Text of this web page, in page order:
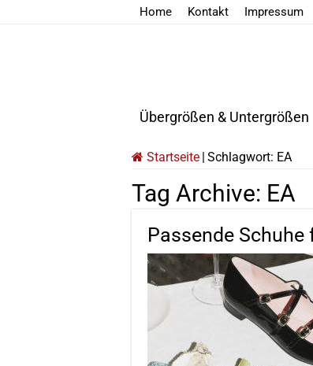
Home Kontakt Impressum
Übergrößen & Untergrößen
Startseite Schlagwort: EA
Tag Archive: EA
Passende Schuhe